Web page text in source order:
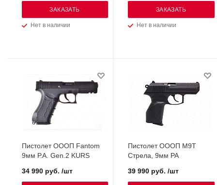
Нет в наличии
ЗАКАЗАТЬ
Нет в наличии
ЗАКАЗАТЬ
Пистолет ОООП Fantom
9мм Р.А. Gen.2 KURS
34 990 руб. /шт
Пистолет ОООП М9Т
Стрела, 9мм РА
39 990 руб. /шт